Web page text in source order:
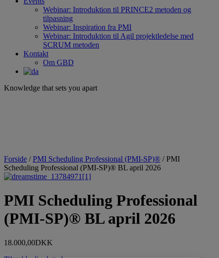
Webinar: Introduktion til PRINCE2 metoden og
tilpasning
Webinar: Inspiration fra PMI
Webinar: Introduktion til Agil projektledelse med
SCRUM metoden
Kontakt
Om GBD
Knowledge that sets you apart
Forside /PMI Scheduling Professional (PMI-SP)® / PMI
Scheduling Professional (PMI-SP)® BL april 2026
PMI Scheduling Professional
(PMI-SP)® BL april 2026
18.000,00DKK